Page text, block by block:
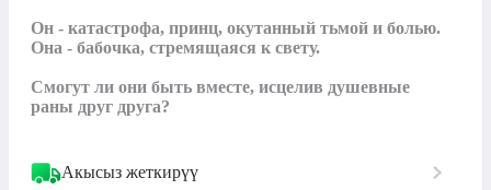
Он - катастрофа, принц, окутанный тьмой и болью.
Она - бабочка, стремящаяся к свету.
Смогут ли они быть вместе, исцелив душевные
раны друг друга?
Акысыз жеткирүү